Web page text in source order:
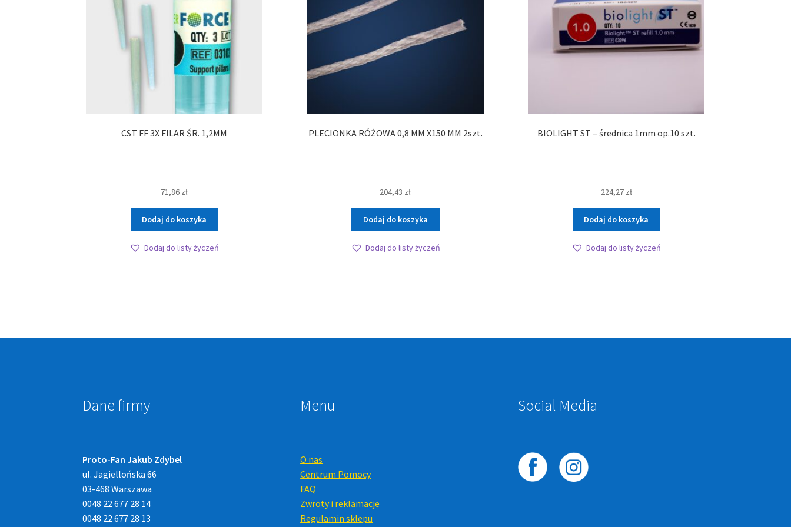
CST FF 3X FILAR ŚR. 1,2MM
71,86 zł
Dodaj do koszyka
Dodaj do listy życzeń
PLECIONKA RÓŻOWA 0,8 MM X150 MM 2szt.
204,43 zł
Dodaj do koszyka
Dodaj do listy życzeń
BIOLIGHT ST – średnica 1mm op.10 szt.
224,27 zł
Dodaj do koszyka
Dodaj do listy życzeń
Dane firmy
Proto-Fan Jakub Zdybel
ul. Jagiellońska 66
03-468 Warszawa
0048 22 677 28 14
0048 22 677 28 13
Menu
O nas
Centrum Pomocy
FAQ
Zwroty i reklamacje
Regulamin sklepu
Social Media